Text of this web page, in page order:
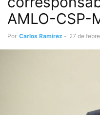
AMLO-CSP-
Por Carlos Ramírez - 27 de